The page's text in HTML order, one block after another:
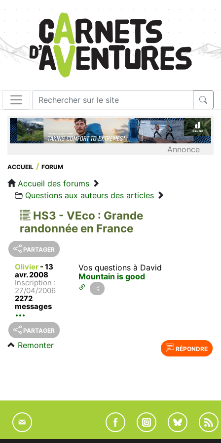
Annonce
ACCUEIL FORUM
Accueil des forums
Questions aux auteurs des articles
HS3 - VEco : Grande
randonnée en France
PARTAGER
Olivier - 13
avr. 2008
Inscription :
27/04/2006
2272
messages
Vos questions à David
Mountain is good
PARTAGER
RÉPONDRE
Remonter